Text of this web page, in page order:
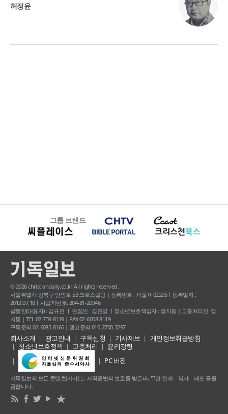
허정윤
그룹 브랜드
© 2026 christiandaily.co.kr All rights reserved.
서울특별시 성북구 안암로 53 크로스빌딩 | 등록번호 : 서울 아02205ㅣ등록일자 :
2012.07.18ㅣ사업자번호: 204-81-20946
발행인(대표자) : 김규진 ㅣ 편집인 : 김진영 ㅣ청소년보호책임자 : 장지동 | 고충처리인: 장
지동 | TEL 02-739-8119 | FAX 02-6008-8119
구독문의 02-6085-8166 | 광고문의 010-2700-3297
회사소개 광고안내 구독신청 기사제보
개인정보취급방침
청소년보호정책
고충처리
윤리강령
PC 버전
기독일보의 모든 콘텐츠(기사) 는 저작권법의 보호를 받은바, 무단 전재ㆍ복사ㆍ배포 등을
금합니다.